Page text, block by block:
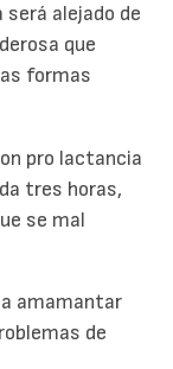
alejado de
que
formas
pro lactancia
tres horas,
se mal
amamantar
de